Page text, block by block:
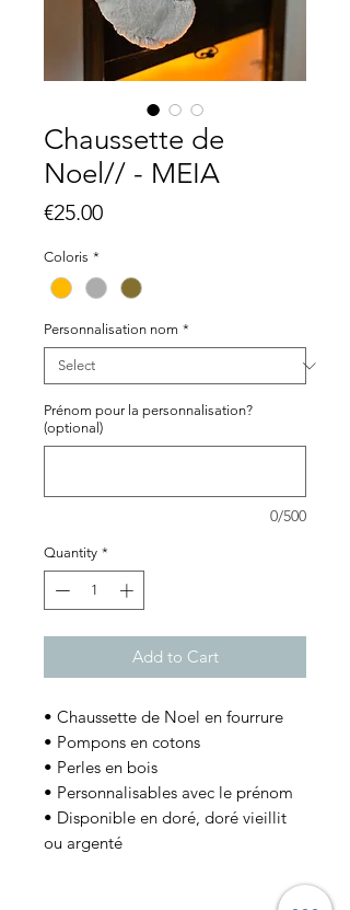
Chaussette de
Noel// - MEIA
€25.00Price
Coloris *
Personnalisation nom *
Prénom pour la personnalisation?
(optional)
0/500
Quantity *
Add to Cart
• Chaussette de Noel en fourrure
• Pompons en cotons
• Perles en bois
• Personnalisables avec le prénom
• Disponible en doré, doré vieillit
ou argenté